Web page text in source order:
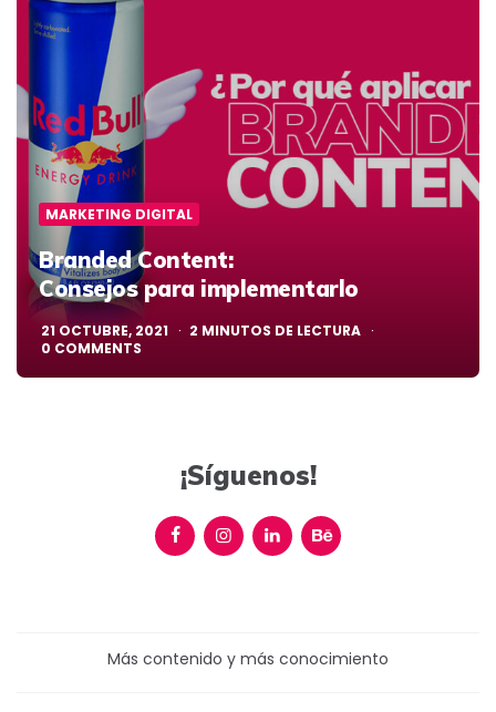
MARKETING DIGITAL
Branded Content:
Consejos para implementarlo
21 OCTUBRE, 2021 2 MINUTOS DE LECTURA
0 COMMENTS
¡Síguenos!
Más contenido y más conocimiento